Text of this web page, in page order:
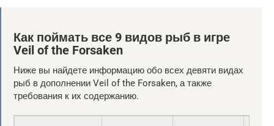
Как поймать все 9 видов рыб в игре
Veil of the Forsaken
Ниже вы найдете информацию обо всех девяти видах
рыб в дополнении Veil of the Forsaken, а также
требования к их содержанию.